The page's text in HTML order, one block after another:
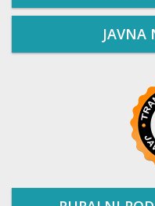
JAVNA